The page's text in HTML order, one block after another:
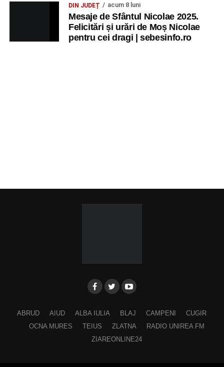
DIN JUDEȚ acum 8 luni
Mesaje de Sfântul Nicolae 2025.
Felicitări și urări de Moș Nicolae
pentru cei dragi | sebesinfo.ro
ABRUD AIUD ALBA IULIA BLAJ CAMPENI
CUGIR
OCNA MURES
TEIUS ZLATNA
RADIO UNIREA FM
ZIAREONLINE24